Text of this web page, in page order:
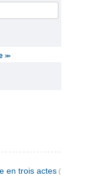
>>
en trois actes (fransk)